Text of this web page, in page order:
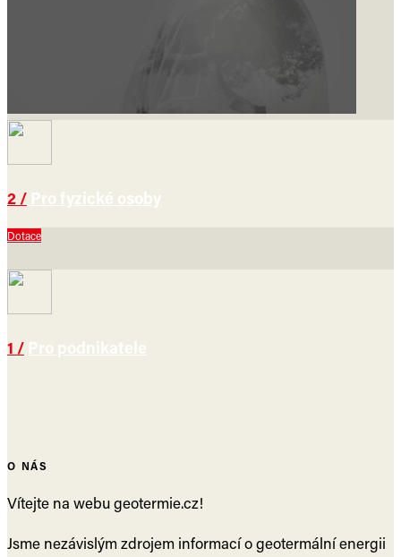
2 / Pro fyzické osoby
Dotace
1 / Pro podnikatele
O NÁS
Vítejte na webu geotermie.cz!
Jsme nezávislým zdrojem informací o geotermální energii